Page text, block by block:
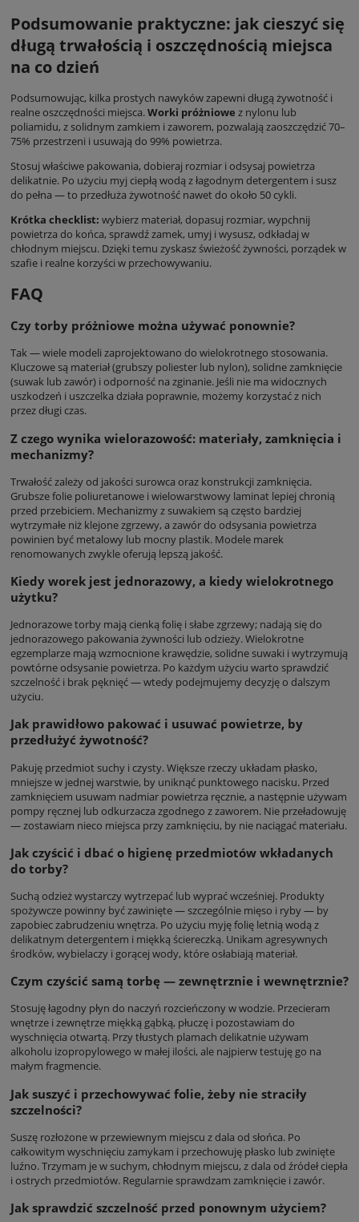
Podsumowanie praktyczne: jak cieszyć się
długą trwałością i oszczędnością miejsca
na co dzień
Podsumowując, kilka prostych nawyków zapewni długą żywotność i
realne oszczędności miejsca.Worki próżniowe z nylonu lub
poliamidu, z solidnym zamkiem i zaworem, pozwalają zaoszczędzić 70–
75% przestrzeni i usuwają do 99% powietrza.
Stosuj właściwe pakowania, dobieraj rozmiar i odsysaj powietrza
delikatnie. Po użyciu myj ciepłą wodą z łagodnym detergentem i susz
do pełna — to przedłuża żywotność nawet do około 50 cykli.
Krótka checklist: wybierz materiał, dopasuj rozmiar, wypchnij
powietrza do końca, sprawdź zamek, umyj i wysusz, odkładaj w
chłodnym miejscu. Dzięki temu zyskasz świeżość żywności, porządek w
szafie i realne korzyści w przechowywaniu.
FAQ
Czy torby próżniowe można używać ponownie?
Tak — wiele modeli zaprojektowano do wielokrotnego stosowania.
Kluczowe są materiał (grubszy poliester lub nylon), solidne zamknięcie
(suwak lub zawór) i odporność na zginanie. Jeśli nie ma widocznych
uszkodzeń i uszczelka działa poprawnie, możemy korzystać z nich
przez długi czas.
Z czego wynika wielorazowość: materiały, zamknięcia i
mechanizmy?
Trwałość zależy od jakości surowca oraz konstrukcji zamknięcia.
Grubsze folie poliuretanowe i wielowarstwowy laminat lepiej chronią
przed przebiciem. Mechanizmy z suwakiem są często bardziej
wytrzymałe niż klejone zgrzewy, a zawór do odsysania powietrza
powinien być metalowy lub mocny plastik. Modele marek
renomowanych zwykle oferują lepszą jakość.
Kiedy worek jest jednorazowy, a kiedy wielokrotnego
użytku?
Jednorazowe torby mają cienką folię i słabe zgrzewy; nadają się do
jednorazowego pakowania żywności lub odzieży. Wielokrotne
egzemplarze mają wzmocnione krawędzie, solidne suwaki i wytrzymują
powtórne odsysanie powietrza. Po każdym użyciu warto sprawdzić
szczelność i brak pęknięć — wtedy podejmujemy decyzję o dalszym
użyciu.
Jak prawidłowo pakować i usuwać powietrze, by
przedłużyć żywotność?
Pakuję przedmiot suchy i czysty. Większe rzeczy układam płasko,
mniejsze w jednej warstwie, by uniknąć punktowego nacisku. Przed
zamknięciem usuwam nadmiar powietrza ręcznie, a następnie używam
pompy ręcznej lub odkurzacza zgodnego z zaworem. Nie przeładowuję
— zostawiam nieco miejsca przy zamknięciu, by nie naciągać materiału.
Jak czyścić i dbać o higienę przedmiotów wkładanych
do torby?
Suchą odzież wystarczy wytrzepać lub wyprać wcześniej. Produkty
spożywcze powinny być zawinięte — szczególnie mięso i ryby — by
zapobiec zabrudzeniu wnętrza. Po użyciu myję folię letnią wodą z
delikatnym detergentem i miękką ściereczką. Unikam agresywnych
środków, wybielaczy i gorącej wody, które osłabiają materiał.
Czym czyścić samą torbę — zewnętrznie i wewnętrznie?
Stosuję łagodny płyn do naczyń rozcieńczony w wodzie. Przecieram
wnętrze i zewnętrze miękką gąbką, płuczę i pozostawiam do
wyschnięcia otwartą. Przy tłustych plamach delikatnie używam
alkoholu izopropylowego w małej ilości, ale najpierw testuję go na
małym fragmencie.
Jak suszyć i przechowywać folie, żeby nie straciły
szczelności?
Suszę rozłożone w przewiewnym miejscu z dala od słońca. Po
całkowitym wyschnięciu zamykam i przechowuję płasko lub zwinięte
luźno. Trzymam je w suchym, chłodnym miejscu, z dala od źródeł ciepła
i ostrych przedmiotów. Regularnie sprawdzam zamknięcie i zawór.
Jak sprawdzić szczelność przed ponownym użyciem?